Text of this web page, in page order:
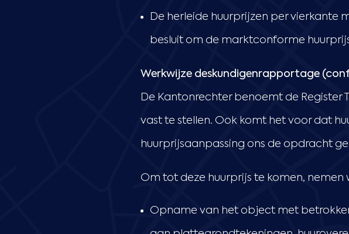
De herleide huurprijzen per vierkante
besluit om de marktconforme
Werkwijze deskundigenrapportage
De Kantonrechter benoemt de Register
vast te stellen. Ook komt het voor dat
huurprijsaanpassing ons de opdracht
Om tot deze huurprijs te komen, nemen
Opname van het object met